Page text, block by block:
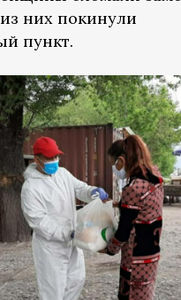
них покинули
пункт.